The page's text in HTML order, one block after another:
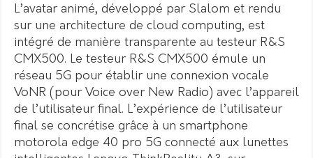
L’avatar animé, développé par Slalom et rendu
sur une architecture de cloud computing, est
intégré de manière transparente au testeur R&S
CMX500. Le testeur R&S CMX500 émule un
réseau 5G pour établir une connexion vocale
VoNR (pour Voice over New Radio) avec l’appareil
de l’utilisateur final. L’expérience de l’utilisateur
final se concrétise grâce à un smartphone
motorola edge 40 pro 5G connecté aux lunettes